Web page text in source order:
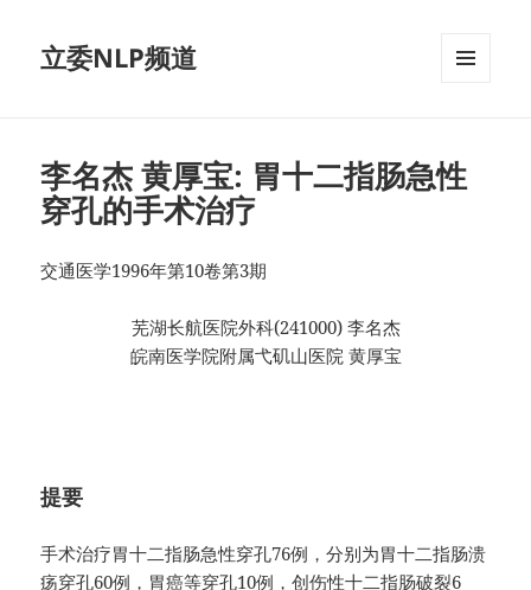
立委NLP频道
李名杰 黄厚宝: 胃十二指肠急性
穿孔的手术治疗
交通医学1996年第10卷第3期
芜湖长航医院外科(241000) 李名杰
皖南医学院附属弋矶山医院 黄厚宝
提要
手术治疗胃十二指肠急性穿孔76例，分别为胃十二指肠溃
疡穿孔60例，胃癌等穿孔10例，创伤性十二指肠破裂6